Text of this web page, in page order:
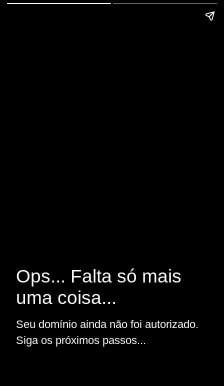
Ops... Falta só mais
uma coisa...
Seu domínio ainda não foi autorizado.
Siga os próximos passos...